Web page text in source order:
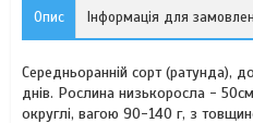
Опис Інформація для
Середньоранній сорт (ратунда),
днів. Рослина низькоросла -
округлі, вагою 90-140 г, з